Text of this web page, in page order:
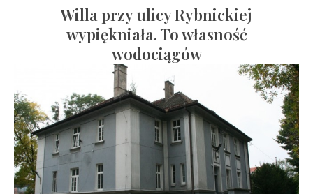
Willa przy ulicy Rybnickiej
wypiękniała. To własność
wodociągów